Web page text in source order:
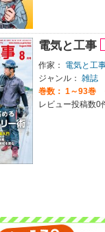
電気と工事
作家：
電気と工
ジャンル： 雑誌
巻数： 1～93巻
レビュー投稿数0